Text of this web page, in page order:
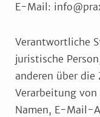
E-Mail:
Verantwortliche
juristische
anderen über
Verarbeitung von
Namen, E-Mail-